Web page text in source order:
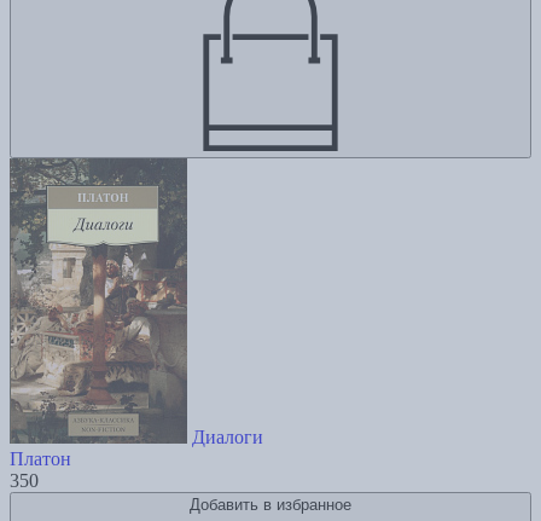
Диалоги
Платон
350
Добавить в избранное